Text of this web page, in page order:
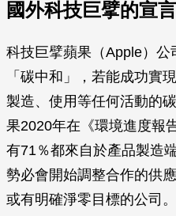
國外科技巨擘的宣
科技巨擘蘋果（Apple）
「碳中和」，若能成功實
製造、使用等任何活動的
果2020年在《環境進度報
有71％都來自於產品製造
勢必會開始調整合作的供
或有明確淨零目標的公司。